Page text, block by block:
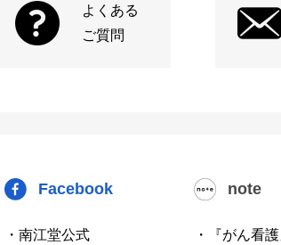
よくある
ご質問
Facebook
・南江堂公式
note
・『がん看